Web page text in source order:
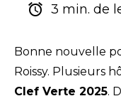
3 min. de
Bonne nouvelle
Roissy. Plusieurs
Clef Verte 2025.